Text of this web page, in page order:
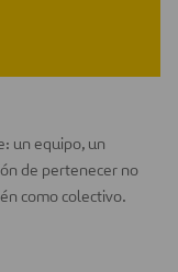
un equipo, un
de pertenecer no
como colectivo.